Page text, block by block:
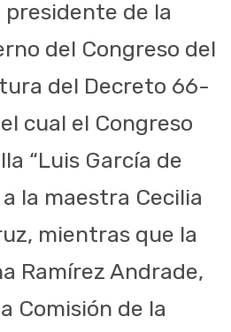
de la
del Congreso del
del Decreto 66-
cual el Congreso
“Luis García de
la maestra Cecilia
mientras que la
Ramírez Andrade,
Comisión de la